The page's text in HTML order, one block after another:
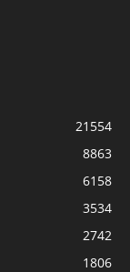
21554
8863
6158
3534
2742
1806